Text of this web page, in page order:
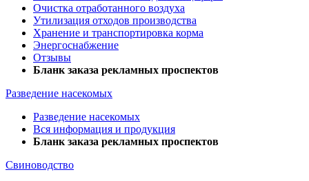
Очистка отработанного воздуха
Утилизация отходов производства
Хранение и транспортировка корма
Энергоснабжение
Отзывы
Бланк заказа рекламных проспектов
Разведение насекомых
Разведение насекомых
Вся информация и продукция
Бланк заказа рекламных проспектов
Свиноводство